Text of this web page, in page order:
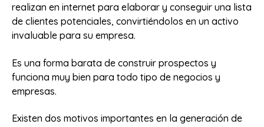
realizan en internet para elaborar y conseguir una lista
de clientes potenciales, convirtiéndolos en un activo
invaluable para su empresa.
Es una forma barata de construir prospectos y
funciona muy bien para todo tipo de negocios y
empresas.
Existen dos motivos importantes en la generación de